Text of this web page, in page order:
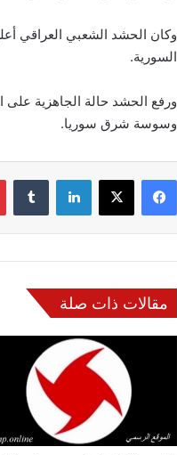
السورية.
ورفع الحشد حالة الجاهزية
وسوسة شرق سوريا.
فيسبوك لينكدإن
مقالات ذات صلة